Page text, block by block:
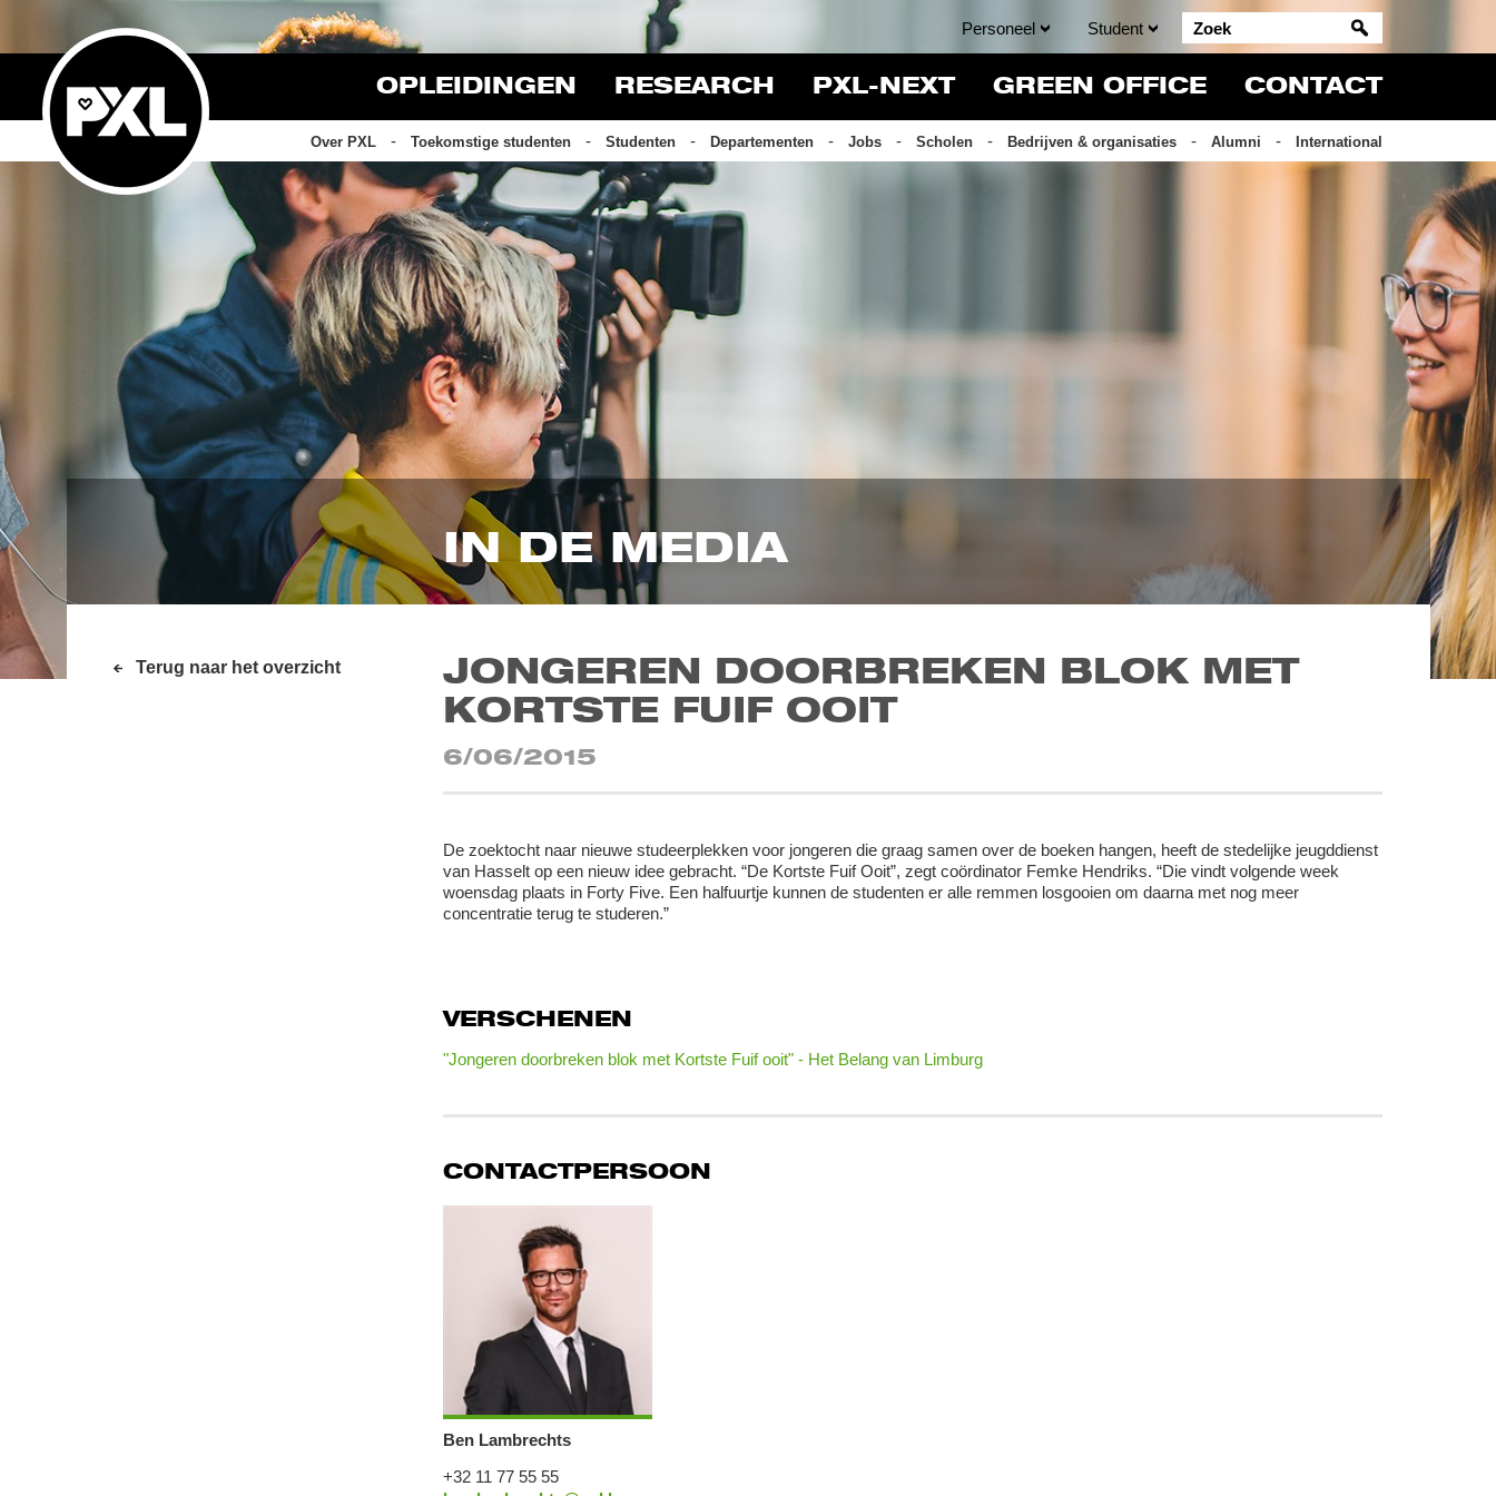
Personeel Student
OPLEIDINGEN RESEARCH PXL-NEXT GREEN OFFICE CONTACT
Over PXL Toekomstige studenten Studenten Departementen Jobs Scholen Bedrijven & organisaties Alumni International
IN DE MEDIA
Terug naar het overzicht
JONGEREN DOORBREKEN BLOK MET
KORTSTE FUIF OOIT
6/06/2015
De zoektocht naar nieuwe studeerplekken voor jongeren die graag samen over de boeken hangen, heeft de stedelijke jeugddienst
van Hasselt op een nieuw idee gebracht. “De Kortste Fuif Ooit”, zegt coördinator Femke Hendriks. “Die vindt volgende week
woensdag plaats in Forty Five. Een halfuurtje kunnen de studenten er alle remmen losgooien om daarna met nog meer
concentratie terug te studeren.”
VERSCHENEN
"Jongeren doorbreken blok met Kortste Fuif ooit" - Het Belang van Limburg
CONTACTPERSOON
Ben Lambrechts
+32 11 77 55 55